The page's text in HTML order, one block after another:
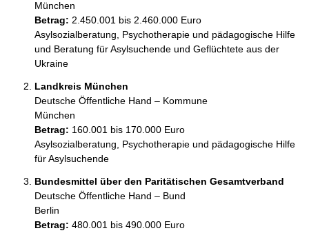
München
Betrag: 2.450.001 bis 2.460.000 Euro
Asylsozialberatung, Psychotherapie und pädagogische Hilfe
und Beratung für Asylsuchende und Geflüchtete aus der
Ukraine
Landkreis München
Deutsche Öffentliche Hand – Kommune
München
Betrag: 160.001 bis 170.000 Euro
Asylsozialberatung, Psychotherapie und pädagogische Hilfe
für Asylsuchende
Bundesmittel über den Paritätischen Gesamtverband
Deutsche Öffentliche Hand – Bund
Berlin
Betrag: 480.001 bis 490.000 Euro